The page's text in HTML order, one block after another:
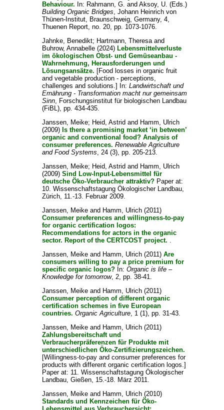
Behaviour. In: Rahmann, G. and Aksoy, U. (Eds.)
Building Organic Bridges, Johann Heinrich von
Thünen-Institut, Braunschweig, Germany, 4,
Thuenen Report, no. 20, pp. 1073-1076.
Jahnke, Benedikt; Hartmann, Theresaand
Buhrow, Annabelle(2024) Lebensmittelverluste
im ökologischen Obst- und Gemüseanbau -
Wahrnehmung, Herausforderungen und
Lösungsansätze. [Food losses in organic fruit
and vegetable production - perceptions,
challenges and solutions.] In: Landwirtschaft und
Ernährung - Transformation macht nur gemeinsam
Sinn, Forschungsinstitut für biologischen Landbau
(FiBL), pp. 434-435.
Janssen, Meike; Heid, Astrid and Hamm, Ulrich
(2009) Is there a promising market ‘in between’
organic and conventional food? Analysis of
consumer preferences. Renewable Agriculture
and Food Systems, 24 (3), pp. 205-213.
Janssen, Meike; Heid, Astrid and Hamm, Ulrich
(2009) Sind Low-Input-Lebensmittel für
deutsche Öko-Verbraucher attraktiv?Paper at:
10. Wissenschaftstagung Ökologischer Landbau,
Zürich, 11.-13. Februar 2009.
Janssen, Meikeand Hamm, Ulrich(2011)
Consumer preferences and willingness-to-pay
for organic certification logos:
Recommendations for actors in the organic
sector. Report of the CERTCOST project. .
Janssen, Meikeand Hamm, Ulrich(2011) Are
consumers willing to pay a price premium for
specific organic logos?In: Organic is life –
Knowledge for tomorrow, 2, pp. 38-41.
Janssen, Meikeand Hamm, Ulrich(2011)
Consumer perception of different organic
certification schemes in five European
countries. Organic Agriculture, 1 (1), pp. 31-43.
Janssen, Meikeand Hamm, Ulrich(2011)
Zahlungsbereitschaft und
Verbraucherpräferenzen für Produkte mit
unterschiedlichen Öko-Zertifizierungszeichen.
[Willingness-to-pay and consumer preferences for
products with different organic certification logos.]
Paper at: 11. Wissenschaftstagung Ökologischer
Landbau, Gießen, 15.-18. März 2011.
Janssen, Meikeand Hamm, Ulrich(2010)
Standards und Kennzeichen für Öko-